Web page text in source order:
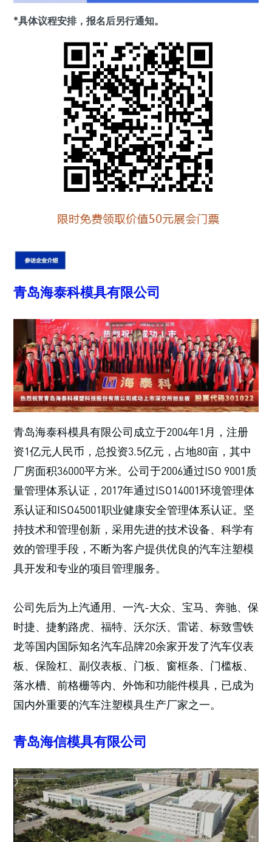
*具体议程安排，报名后另行通知。
青岛海泰科模具有限公司
青岛海泰科模具有限公司成立于2004年1月，注册
资1亿元人民币，总投资3.5亿元，占地80亩，其中
厂房面积36000平方米。公司于2006通过ISO 9001质
量管理体系认证，2017年通过ISO14001环境管理体
系认证和ISO45001职业健康安全管理体系认证。坚
持技术和管理创新，采用先进的技术设备、科学有
效的管理手段，不断为客户提供优良的汽车注塑模
具开发和专业的项目管理服务。
公司先后为上汽通用、一汽-大众、宝马、奔驰、保
时捷、捷豹路虎、福特、沃尔沃、雷诺、标致雪铁
龙等国内国际知名汽车品牌20余家开发了汽车仪表
板、保险杠、副仪表板、门板、窗框条、门槛板、
落水槽、前格栅等内、外饰和功能件模具，已成为
国内外重要的汽车注塑模具生产厂家之一。
青岛海信模具有限公司